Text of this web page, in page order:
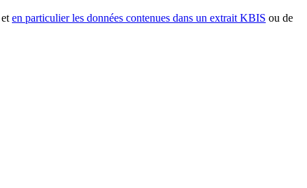
en particulier les données contenues dans un extrait KBIS ou de